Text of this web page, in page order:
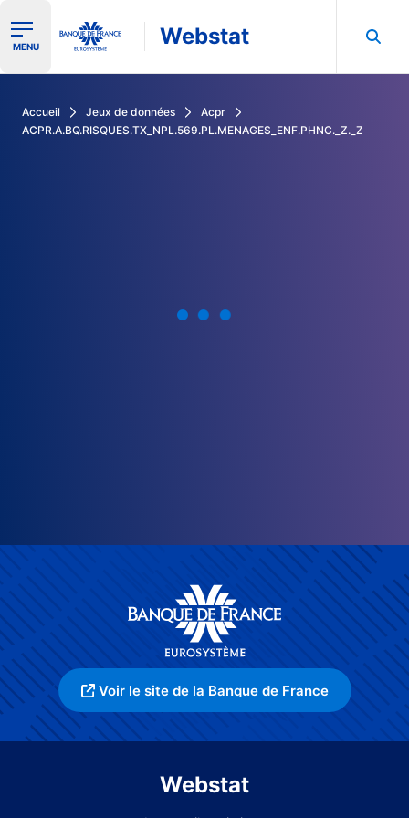
Ouvrir le menu de navigation
MENU Webstat
Accueil Jeux de données
Acpr
ACPR.A.BQ.RISQUES.TX_NPL.569.PL.MENAGES_ENF.PHNC._Z._Z
Voir le site de la Banque de France
Webstat